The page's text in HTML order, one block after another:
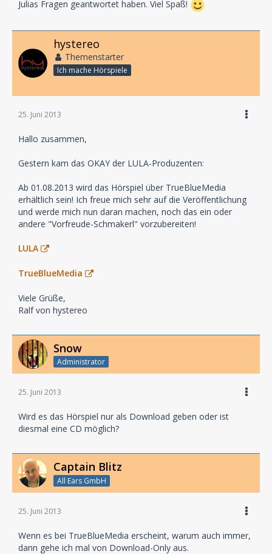
Julias Fragen geantwortet haben. Viel Spaß!
hystereo
Themenstarter
Ich mache Hörspiele
25. Juni 2013
Hallo zusammen,
Gestern kam das OKAY der LULA-Produzenten:
Ab 01.08.2013 wird das Hörspiel über TrueBlueMedia
erhältlich sein! Ich freue mich sehr auf die Veröffentlichung
und werde mich nun daran machen, noch das ein oder
andere "Vorfreude-Schmakerl" vorzubereiten!
LULA
TrueBlueMedia
Viele Grüße,
Ralf von hystereo
Snow
Administrator
25. Juni 2013
Wird es das Hörspiel nur als Download geben oder ist
diesmal eine CD möglich?
Captain Blitz
All Ears GmbH
25. Juni 2013
Wenn es bei TrueBlueMedia erscheint, warum auch immer,
dann gehe ich mal von Download-Only aus.